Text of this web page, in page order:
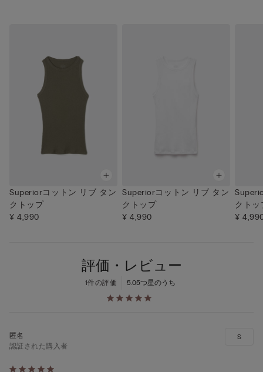
Superiorコットン リブ タン
クトップ
¥ 4,990
Superiorコットン リブ タン
クトップ
¥ 4,990
クトッ
¥
評価・レビュー
5.05つ星のうち
1件の評価
認証された購入者
S